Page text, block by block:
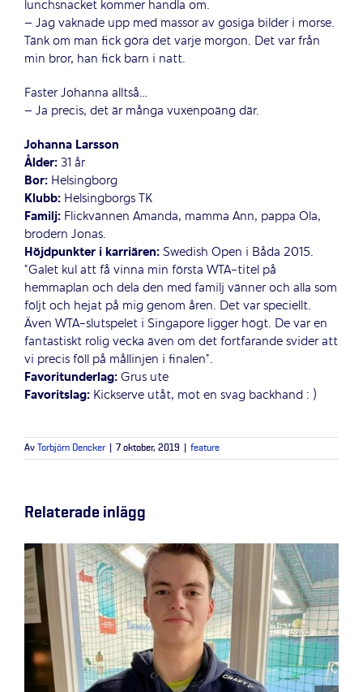
lunchsnacket kommer handla om.
– Jag vaknade upp med massor av gosiga bilder i morse.
Tänk om man fick göra det varje morgon. Det var från
min bror, han fick barn i natt.
Faster Johanna alltså…
– Ja precis, det är många vuxenpoäng där.
Johanna Larsson
Ålder:31 år
Bor: Helsingborg
Klubb: Helsingborgs TK
Familj: Flickvännen Amanda, mamma Ann, pappa Ola,
brodern Jonas.
Höjdpunkter i karriären:Swedish Open i Båda 2015.
”Galet kul att få vinna min första WTA-titel på
hemmaplan och dela den med familj vänner och alla som
följt och hejat på mig genom åren. Det var speciellt.
Även WTA-slutspelet i Singapore ligger högt. De var en
fantastiskt rolig vecka även om det fortfarande svider att
vi precis föll på mållinjen i finalen”.
Favoritunderlag:Grus ute
Favoritslag: Kickserve utåt, mot en svag backhand : )
Av Torbjörn Dencker 7 oktober, 2019 feature
Relaterade inlägg